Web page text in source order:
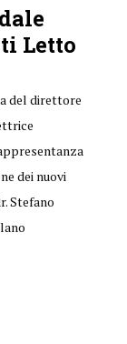
Letto
del direttore
dei nuovi
Stefano